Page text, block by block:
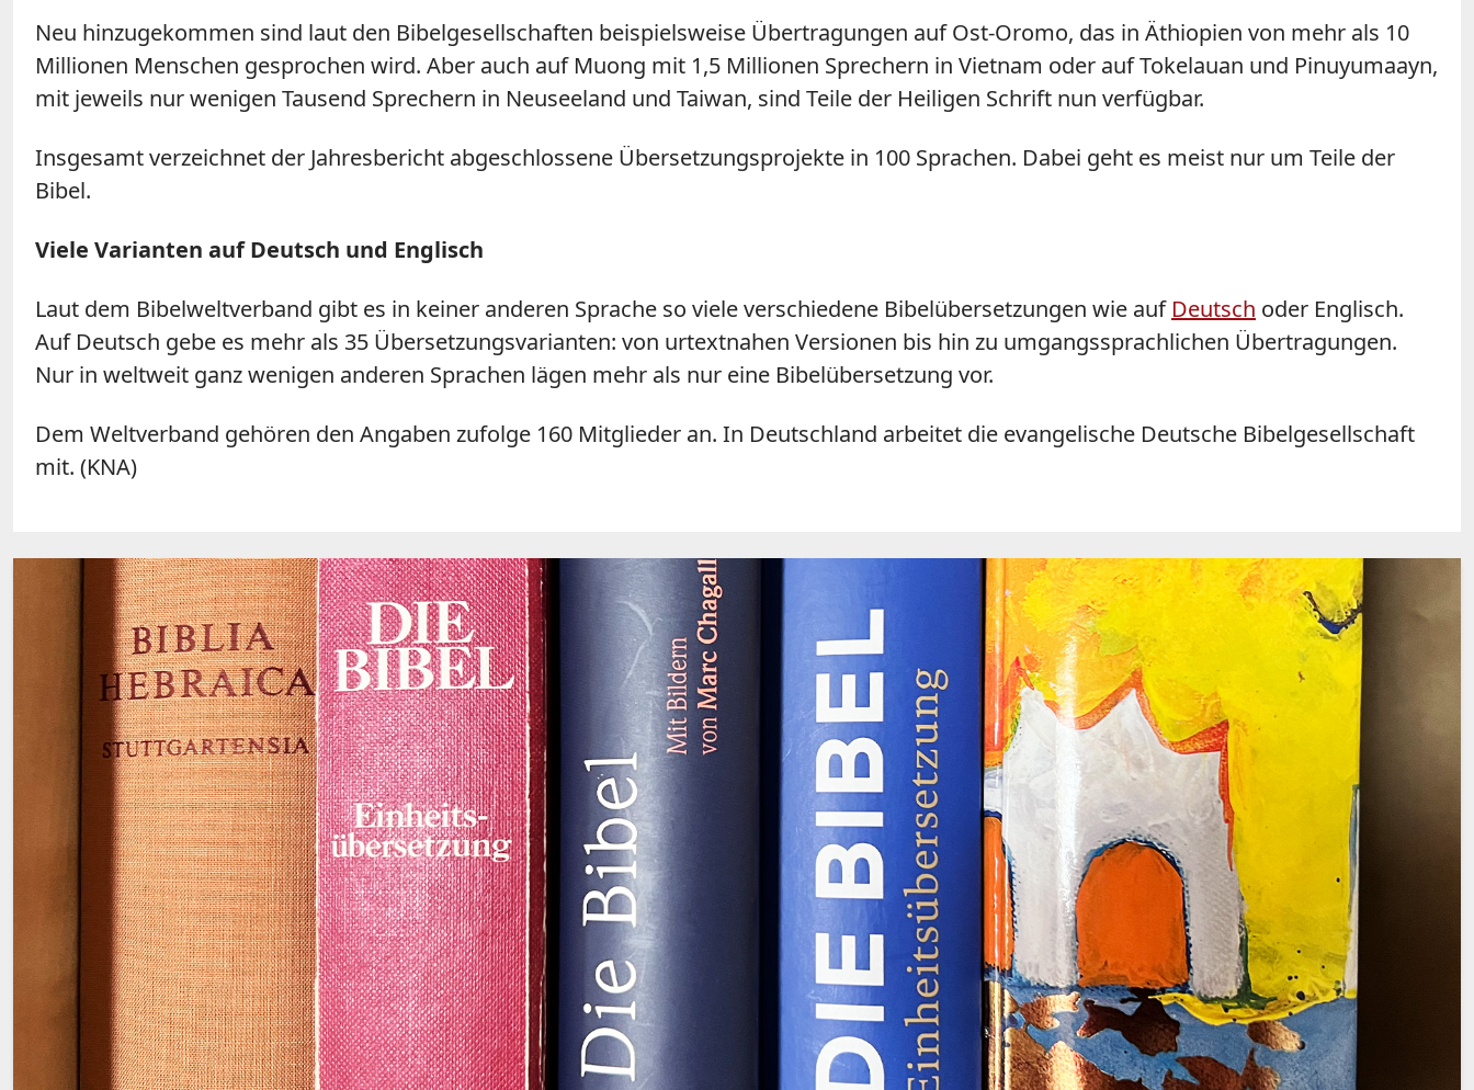
Neu hinzugekommen sind laut den Bibelgesellschaften beispielsweise Übertragungen auf Ost-Oromo, das in Äthiopien von mehr als 10
Millionen Menschen gesprochen wird. Aber auch auf Muong mit 1,5 Millionen Sprechern in Vietnam oder auf Tokelauan und Pinuyumaayn,
mit jeweils nur wenigen Tausend Sprechern in Neuseeland und Taiwan, sind Teile der Heiligen Schrift nun verfügbar.
Insgesamt verzeichnet der Jahresbericht abgeschlossene Übersetzungsprojekte in 100 Sprachen. Dabei geht es meist nur um Teile der
Bibel.
Viele Varianten auf Deutsch und Englisch
Laut dem Bibelweltverband gibt es in keiner anderen Sprache so viele verschiedene Bibelübersetzungen wie auf Deutsch oder Englisch.
Auf Deutsch gebe es mehr als 35 Übersetzungsvarianten: von urtextnahen Versionen bis hin zu umgangssprachlichen Übertragungen.
Nur in weltweit ganz wenigen anderen Sprachen lägen mehr als nur eine Bibelübersetzung vor.
Dem Weltverband gehören den Angaben zufolge 160 Mitglieder an. In Deutschland arbeitet die evangelische Deutsche Bibelgesellschaft
mit. (KNA)